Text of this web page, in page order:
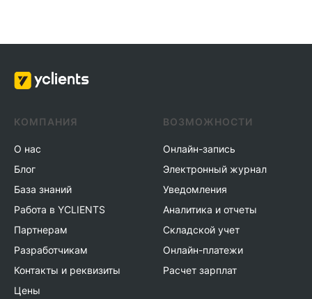
КОМПАНИЯ
О нас
Блог
База знаний
Работа в YCLIENTS
Партнерам
Разработчикам
Контакты и реквизиты
Цены
ВОЗМОЖНОСТИ
Онлайн-запись
Электронный журнал
Уведомления
Аналитика и отчеты
Складской учет
Онлайн-платежи
Расчет зарплат